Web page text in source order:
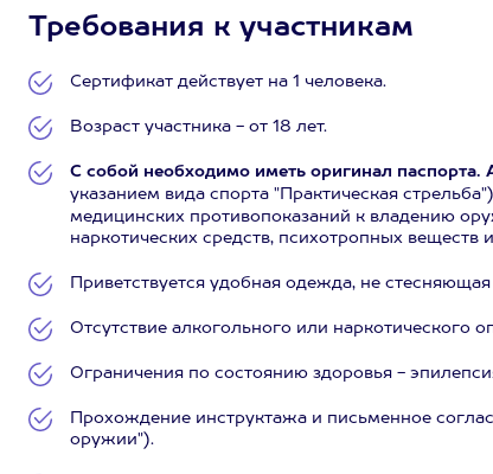
Требования к участникам
Сертификат действует на 1 человека.
Возраст участника - от 18 лет.
С собой необходимо иметь оригинал паспорта.
указанием вида спорта "Практическая стрельба")
медицинских противопоказаний к владению
наркотических средств, психотропных веществ
Приветствуется удобная одежда, не
Отсутствие алкогольного или наркотического
Ограничения по состоянию здоровья -
Прохождение инструктажа и письменное
оружии").